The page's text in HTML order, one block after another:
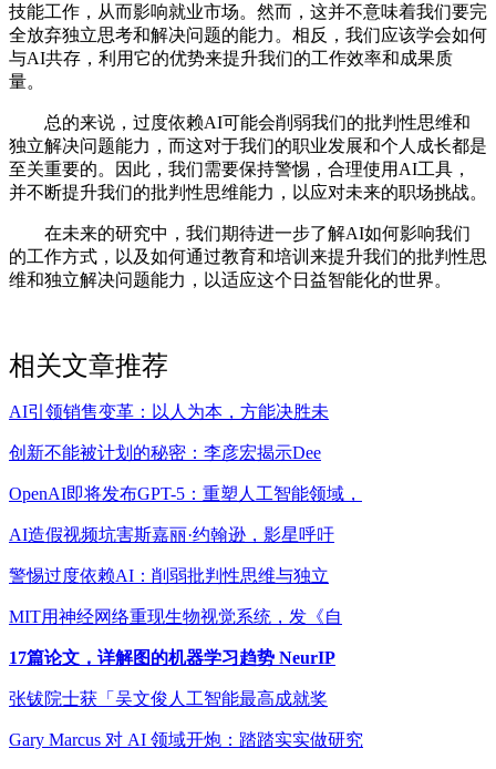
技能工作，从而影响就业市场。然而，这并不意味着我们要完
全放弃独立思考和解决问题的能力。相反，我们应该学会如何
与AI共存，利用它的优势来提升我们的工作效率和成果质
量。
总的来说，过度依赖AI可能会削弱我们的批判性思维和
独立解决问题能力，而这对于我们的职业发展和个人成长都是
至关重要的。因此，我们需要保持警惕，合理使用AI工具，
并不断提升我们的批判性思维能力，以应对未来的职场挑战。
在未来的研究中，我们期待进一步了解AI如何影响我们
的工作方式，以及如何通过教育和培训来提升我们的批判性思
维和独立解决问题能力，以适应这个日益智能化的世界。
相关文章推荐
AI引领销售变革：以人为本，方能决胜未
创新不能被计划的秘密：李彦宏揭示Dee
OpenAI即将发布GPT-5：重塑人工智能领域，
AI造假视频坑害斯嘉丽·约翰逊，影星呼吁
警惕过度依赖AI：削弱批判性思维与独立
MIT用神经网络重现生物视觉系统，发《自
17篇论文，详解图的机器学习趋势 NeurIP
张钹院士获「吴文俊人工智能最高成就奖
Gary Marcus 对 AI 领域开炮：踏踏实实做研究